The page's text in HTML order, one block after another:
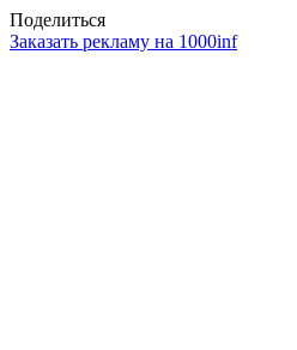
Поделиться
Заказать рекламу на 1000inf